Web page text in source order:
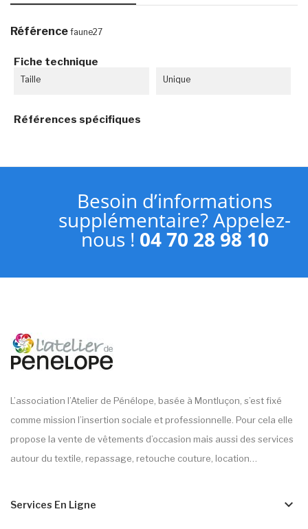
Référence faune27
Fiche technique
Taille Unique
Références spécifiques
Besoin d’informations
supplémentaire? Appelez-
nous ! 04 70 28 98 10
L’association l’Atelier de Pénélope, basée à Montluçon, s’est fixé
comme mission l’insertion sociale et professionnelle. Pour cela elle
propose la vente de vêtements d’occasion mais aussi des services
autour du textile, repassage, retouche couture, location…
Services En Ligne keyboard_arrow_down